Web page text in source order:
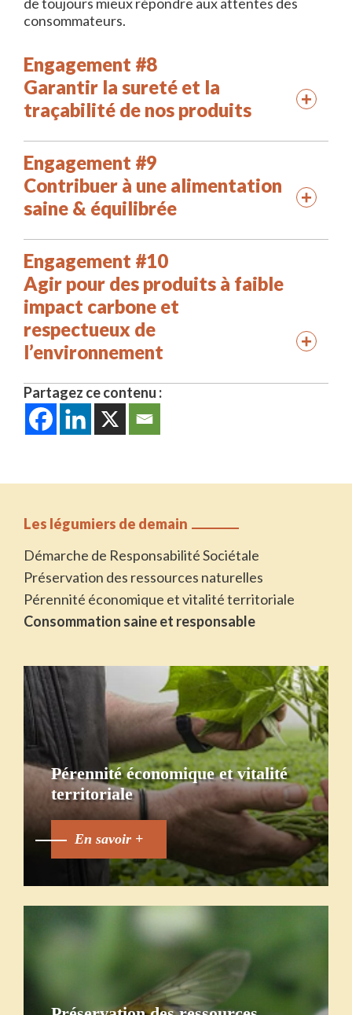
consommateurs.
Engagement #8
Garantir la sureté et la
traçabilité de nos produits
Engagement #9
Contribuer à une alimentation
saine & équilibrée
Engagement #10
Agir pour des produits à faible
impact carbone et
respectueux de
l’environnement
Partagez ce contenu :
Les légumiers de demain
Démarche de Responsabilité Sociétale
Préservation des ressources naturelles
Pérennité économique et vitalité territoriale
Consommation saine et responsable
Pérennité économique et vitalité
territoriale
En savoir +